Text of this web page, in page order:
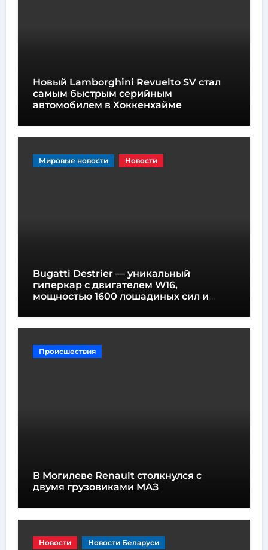
Новый Lamborghini Revuelto SV стал
самым быстрым серийным
автомобилем в Хоккенхайме
Мировые новости Новости
Bugatti Destrier — уникальный
гиперкар с двигателем W16,
мощностью 1600 лошадиных сил и
Происшествия
В Могилеве Renault столкнулся с
двумя грузовиками МАЗ
Новости Новости Беларуси